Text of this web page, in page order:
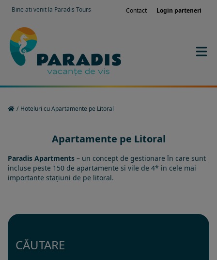
Bine ati venit la Paradis Tours Contact Login parteneri
/ Hoteluri cu Apartamente pe Litoral
Apartamente pe Litoral
Paradis Apartments – un concept de gestionare în care sunt
incluse peste 150 de apartamente si vile de 4* in cele mai
importante stațiuni de pe litoral.
CĂUTARE